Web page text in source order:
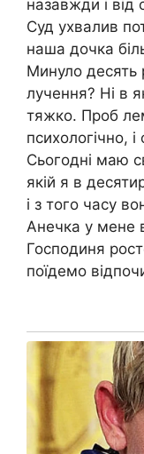
назавжди і від
Суд ухвалив
наша дочка
Минуло десять
лучення? Ні в
тяжко. Проб
психологічно,
Сьогодні маю
якій я в
і з того часу
Анечка у мене
Господиня
поїдемо